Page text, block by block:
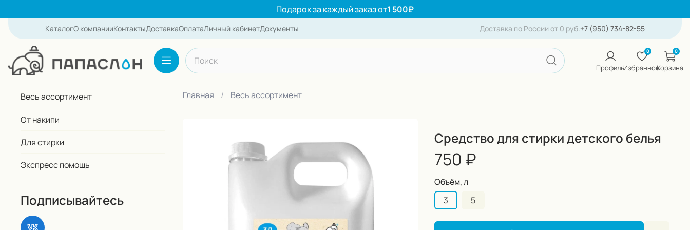
Подарок за каждый заказ от1 500₽
КаталогО компанииКонтактыДоставкаОплатаЛичный кабинетДокументы Доставка по России от 0 руб.+7 (950) 734-82-55
Каталог
Поиск по сайту
Профиль
0
Избранное
0
Корзина
Главная Весь ассортимент
Средство для стирки детского белья
750 ₽
Объём, л
3
5
Весь ассортимент
От накипи
Для стирки
Экспресс помощь
Подписывайтесь